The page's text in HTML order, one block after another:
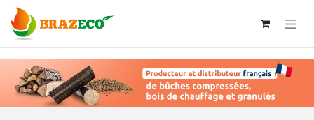
Se rendre au contenu